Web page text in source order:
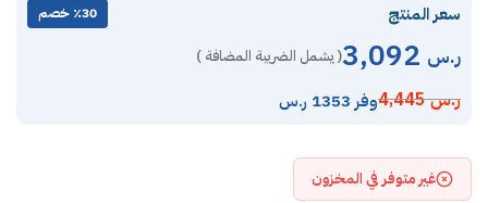
سعر المنتج ٪30 خصم
ر.س ( يشمل الضريبة المضافة )
ر.س4,445 وفر 1353 ر.س
غير متوفر في المخزون